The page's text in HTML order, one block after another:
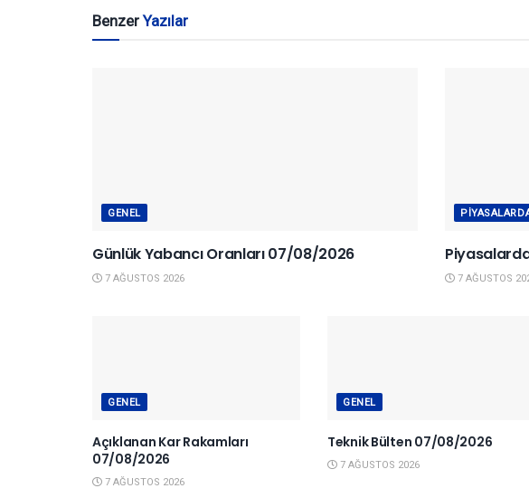
BenzerYazılar
GENEL
Günlük Yabancı Oranları 07/08/2026
7 AĞUSTOS 2026 7 AĞUSTOS
GENEL
Açıklanan Kar Rakamları
07/08/2026
7 AĞUSTOS 2026
GENEL
Teknik Bülten 07/08/2026
7 AĞUSTOS 2026